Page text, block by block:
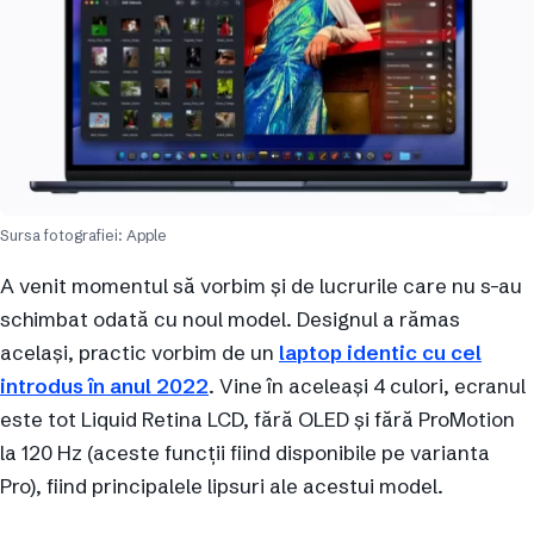
Sursa fotografiei: Apple
A venit momentul să vorbim și de lucrurile care nu s-au
schimbat odată cu noul model. Designul a rămas
același, practic vorbim de un laptop identic cu cel
introdus în anul 2022. Vine în aceleași 4 culori, ecranul
este tot Liquid Retina LCD, fără OLED și fără ProMotion
la 120 Hz (aceste funcții fiind disponibile pe varianta
Pro), fiind principalele lipsuri ale acestui model.